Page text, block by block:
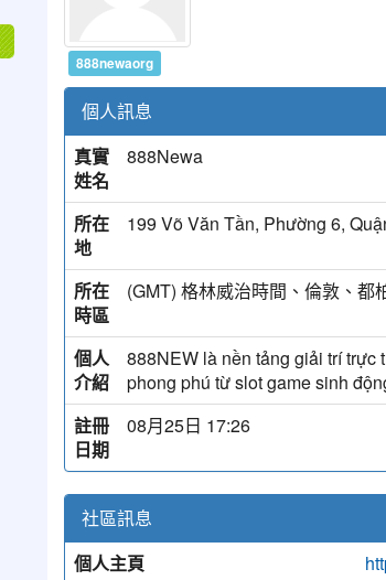
888newaorg
個人訊息
真實
姓名
888Newa
所在
地
199 Võ Văn Tần, Phường 6,
所在
時區
(GMT) 格林威治時間、倫敦、
個人
介紹
888NEW là nền tảng giải trí trực
phong phú từ slot game sinh
註冊
日期
08月25日 17:26
社區訊息
個人主頁